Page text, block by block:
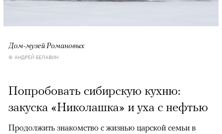
Дом-музей Романовых
© АНДРЕЙ БЕЛАВИН
Попробовать сибирскую кухню:
закуска «Николашка» и уха с нефтью
Продолжить знакомство с жизнью царской семьи в